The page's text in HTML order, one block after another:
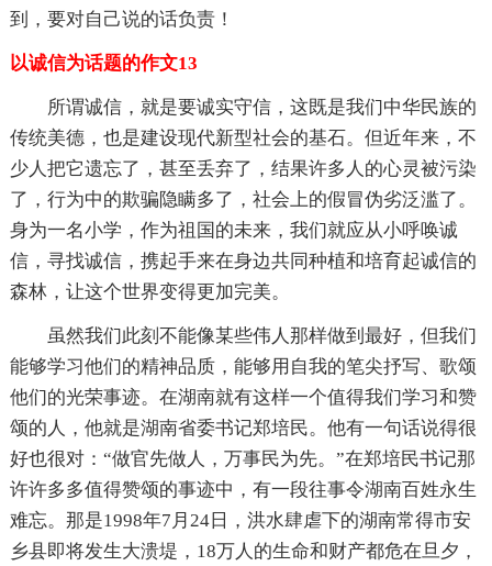
到，要对自己说的话负责！
以诚信为话题的作文13
所谓诚信，就是要诚实守信，这既是我们中华民族的
传统美德，也是建设现代新型社会的基石。但近年来，不
少人把它遗忘了，甚至丢弃了，结果许多人的心灵被污染
了，行为中的欺骗隐瞒多了，社会上的假冒伪劣泛滥了。
身为一名小学，作为祖国的未来，我们就应从小呼唤诚
信，寻找诚信，携起手来在身边共同种植和培育起诚信的
森林，让这个世界变得更加完美。
虽然我们此刻不能像某些伟人那样做到最好，但我们
能够学习他们的精神品质，能够用自我的笔尖抒写、歌颂
他们的光荣事迹。在湖南就有这样一个值得我们学习和赞
颂的人，他就是湖南省委书记郑培民。他有一句话说得很
好也很对：“做官先做人，万事民为先。”在郑培民书记那
许许多多值得赞颂的事迹中，有一段往事令湖南百姓永生
难忘。那是1998年7月24日，洪水肆虐下的湖南常得市安
乡县即将发生大溃堤，18万人的生命和财产都危在旦夕，